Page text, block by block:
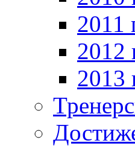
2011
2012
2013